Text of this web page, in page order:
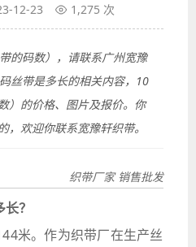
12-23 1,275 次
的码数），请联系广州宽豫
丝带是多长的相关内容，10
）的价格、图片及报价。你
，欢迎你联系宽豫轩织带。
织带厂家 销售批发
？
米。作为织带厂在生产丝